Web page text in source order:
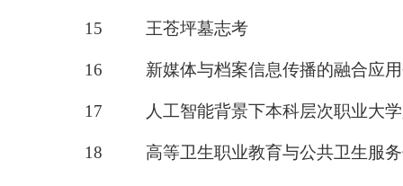
15 王苍坪墓志考
16 新媒体与档案信息传播的融合应
17 人工智能背景下本科层次职业大
18 高等卫生职业教育与公共卫生服